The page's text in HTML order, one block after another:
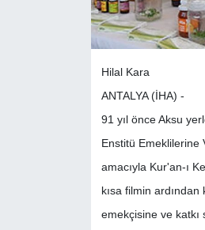
Hilal Kara
ANTALYA (İHA) -
91 yıl önce Aksu
Enstitü Emeklilerine
amacıyla Kur'an-ı
kısa filmin
emekçisine ve